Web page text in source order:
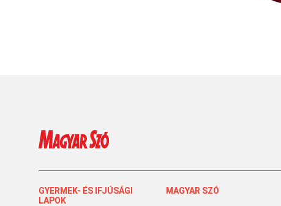
GYERMEK- ÉS IFJÚSÁGI
LAPOK
MAGYAR SZÓ